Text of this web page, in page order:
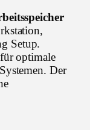
Setup.
optimale
Der